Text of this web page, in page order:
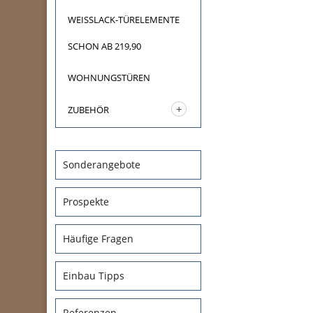
WEISSLACK-TÜRELEMENTE
SCHON AB 219,90
WOHNUNGSTÜREN
ZUBEHÖR
Sonderangebote
Prospekte
Häufige Fragen
Einbau Tipps